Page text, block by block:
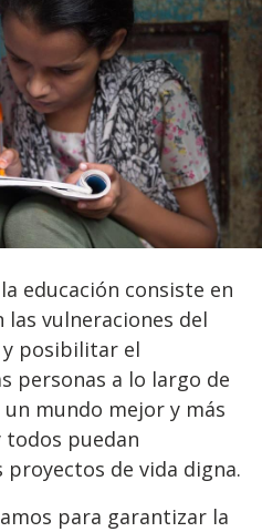
educación consiste en
vulneraciones del
y posibilitar el
personas a lo largo de
mundo mejor y más
todos puedan
de vida digna.
para garantizar la